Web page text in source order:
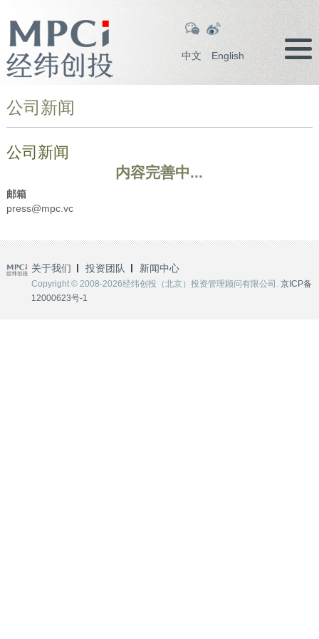
中文 English
公司新闻
公司新闻
内容完善中...
邮箱
press@mpc.vc
关于我们 投资团队 新闻中心
Copyright © 2008-2026经纬创投（北京）投资管理顾问有限公司. 京ICP备
12000623号-1